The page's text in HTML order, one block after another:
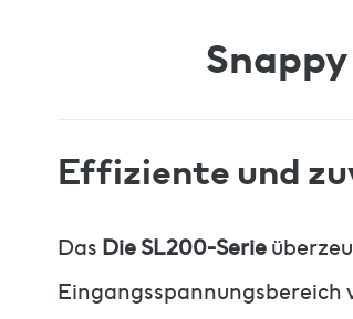
Effiziente und
Das Die SL200-Serie
Eingangsspannungsbereich